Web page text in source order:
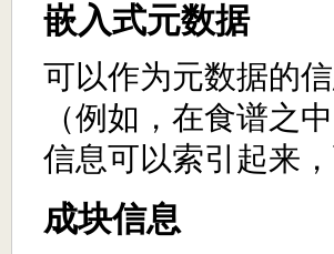
嵌入式元数据
可以作为元数据的
（例如，在食谱之
信息可以索引起来
成块信息